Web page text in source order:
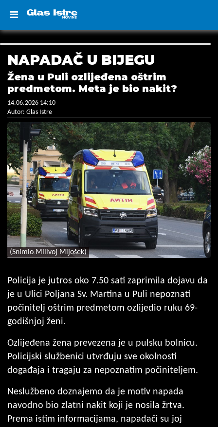
NAPADAČ U BIJEGU
Žena u Puli ozlijeđena oštrim
predmetom. Meta je bio nakit?
14.06.2026 14:10
Autor: Glas Istre
(Snimio Milivoj Mijošek)
Policija je jutros oko 7.50 sati zaprimila dojavu da
je u Ulici Poljana Sv. Martina u Puli nepoznati
počinitelj oštrim predmetom ozlijedio ruku 69-
godišnjoj ženi.
Ozlijeđena žena prevezena je u pulsku bolnicu.
Policijski službenici utvrđuju sve okolnosti
događaja i tragaju za nepoznatim počiniteljem.
Neslužbeno doznajemo da je motiv napada
navodno bio zlatni nakit koji je nosila žrtva.
Prema istim informacijama, napadači su joj